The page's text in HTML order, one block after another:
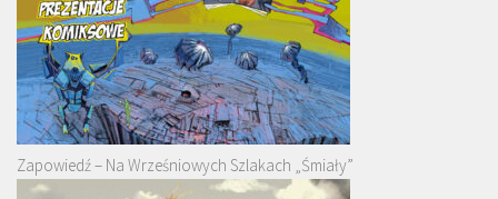
Zapowiedź – Na Wrześniowych Szlakach „Śmiały”